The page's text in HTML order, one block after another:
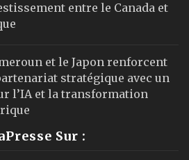
entre le Canada et
et le Japon renforcent
stratégique avec un
l’IA et la transformation
Sur :